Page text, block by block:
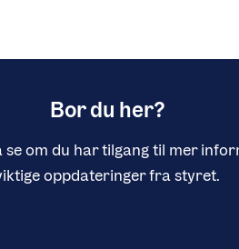
Bor du her?
se om du har tilgang til mer
oppdateringer fra styret.